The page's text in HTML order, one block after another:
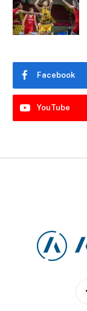
Facebook
YouTube